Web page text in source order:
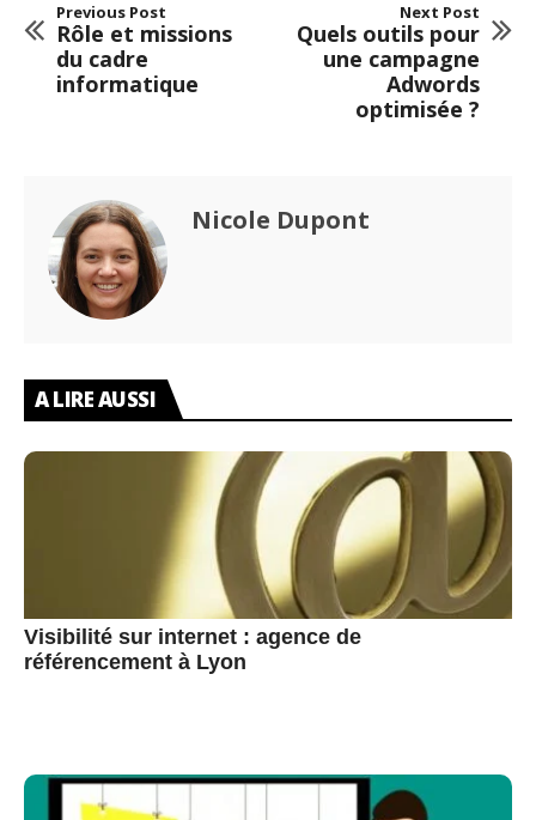
Previous Post
Rôle et missions
du cadre
informatique
Next Post
Quels outils pour
une campagne
Adwords
optimisée ?
Nicole Dupont
A LIRE AUSSI
Visibilité sur internet : agence de
référencement à Lyon